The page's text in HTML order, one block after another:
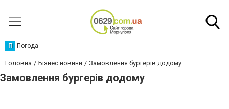
П Погода
Головна Бізнес новини Замовлення бургерів додому
Замовлення бургерів додому